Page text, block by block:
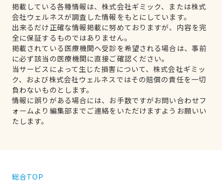
掲載している各種情報は、株式会社ギミック、または株式
会社ウェルネスが調査した情報をもとにしています。
出来るだけ正確な情報掲載に努めておりますが、内容を完
全に保証するものではありません。
掲載されている医療機関へ受診を希望される場合は、事前
に必ず該当の医療機関に直接ご確認ください。
当サービスによって生じた損害について、株式会社ギミッ
ク、および株式会社ウェルネスではその賠償の責任を一切
負わないものとします。
情報に誤りがある場合には、お手数ですがお問い合わせフ
ォームより編集部までご連絡をいただけますようお願いい
たします。
総合TOP